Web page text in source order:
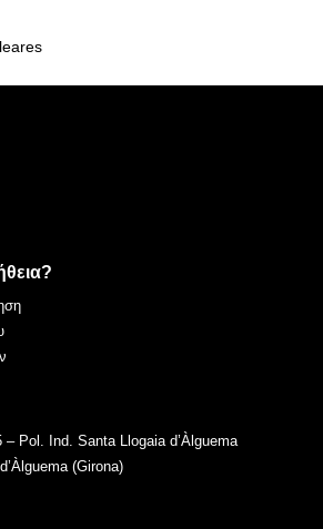
Pol. Ind. Santa Llogaia d’Àlguema
(Girona)